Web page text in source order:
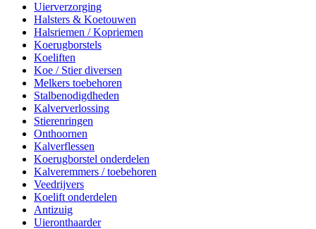
Uierverzorging
Halsters & Koetouwen
Halsriemen / Kopriemen
Koerugborstels
Koeliften
Koe / Stier diversen
Melkers toebehoren
Stalbenodigdheden
Kalververlossing
Stierenringen
Onthoornen
Kalverflessen
Koerugborstel onderdelen
Kalveremmers / toebehoren
Veedrijvers
Koelift onderdelen
Antizuig
Uieronthaarder